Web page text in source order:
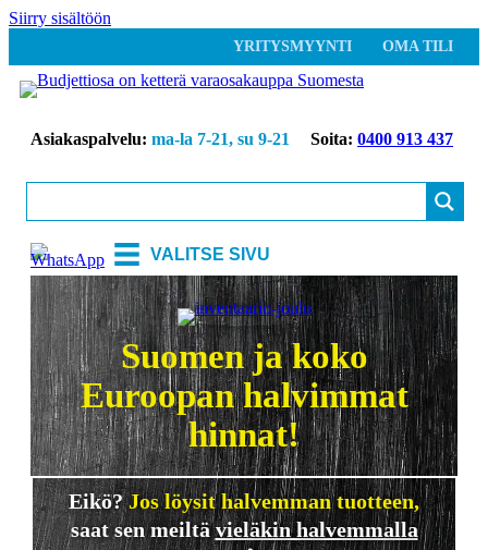
Siirry sisältöön
YRITYSMYYNTI OMA TILI
Asiakaspalvelu: ma-la 7-21, su 9-21 Soita: 0400 913 437
VALITSE SIVU
Suomen ja koko
Euroopan halvimmat
hinnat!
Eikö?Jos löysit halvemman tuotteen,
saat sen meiltävieläkin halvemmalla